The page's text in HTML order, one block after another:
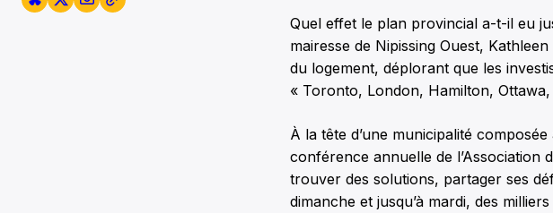
Quel effet le plan provincial a-t-il eu
mairesse de Nipissing Ouest,
du logement, déplorant que les
« Toronto, London, Hamilton,
À la tête d’une municipalité
conférence annuelle de l’Association
trouver des solutions, partager ses
dimanche et jusqu’à mardi, des